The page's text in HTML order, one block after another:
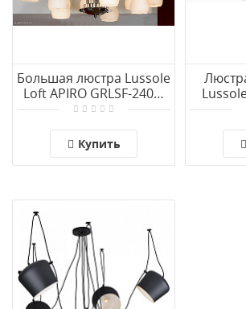
Большая люстра Lussole
Loft APIRO GRLSF-2403-
15
Купить